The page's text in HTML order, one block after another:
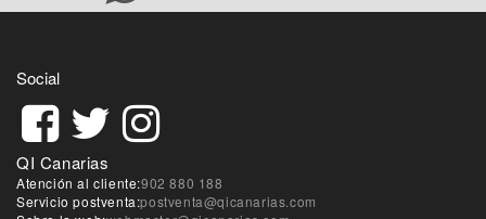
Social
QI Canarias
Atención al cliente:902 880 188
Servicio postventa:postventa@qicanarias.com